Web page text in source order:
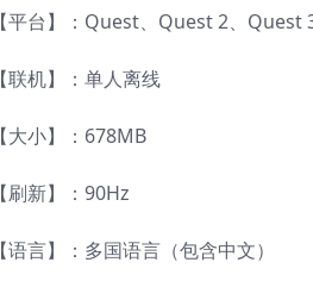
【平台】：Quest、Quest 2、Quest
【联机】：单人离线
【大小】：678MB
【刷新】：90Hz
【语言】：多国语言（包含中文）